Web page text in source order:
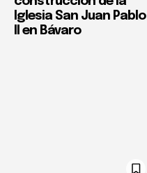
Iglesia San Juan Pablo
II en Bávaro